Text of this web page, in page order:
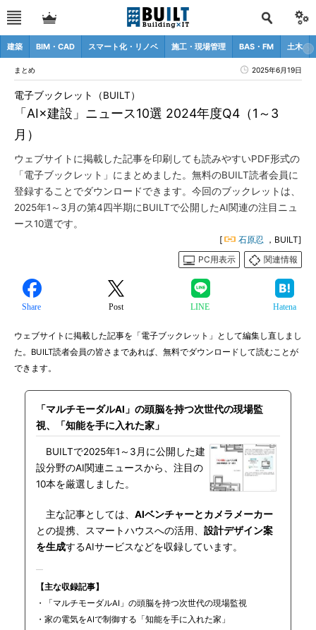
建築 BIM・CAD スマート化・リノベ 施工・現場管理 BAS・FM 土木
まとめ 2025年6月19日
「AI×建設」ニュース10選 2024年度Q4（1～3
月）
電子ブックレット（BUILT）
ウェブサイトに掲載した記事を印刷しても読みやすいPDF形式の
「電子ブックレット」にまとめました。無料のBUILT読者会員に
登録することでダウンロードできます。今回のブックレットは、
2025年1～3月の第4四半期にBUILTで公開したAI関連の注目ニュ
ース10選です。
[ 石原忍 ，BUILT]
PC用表示
関連情報
Share Post LINE Hatena
ウェブサイトに掲載した記事を「電子ブックレット」として編集し直しまし
た。BUILT読者会員の皆さまであれば、無料でダウンロードして読むことが
できます。
「マルチモーダルAI」の頭脳を持つ次世代の現場監
視、「知能を手に入れた家」
BUILTで2025年1～3月に公開した建
設分野のAI関連ニュースから、注目の
10本を厳選しました。
主な記事としては、 AIベンチャーとカメラメーカー
との提携、スマートハウスへの活用、 設計デザイン案
を生成するAIサービスなどを収録しています。
【主な収録記事】
・「マルチモーダルAI」の頭脳を持つ次世代の現場監視
・家の電気をAIで制御する「知能を手に入れた家」